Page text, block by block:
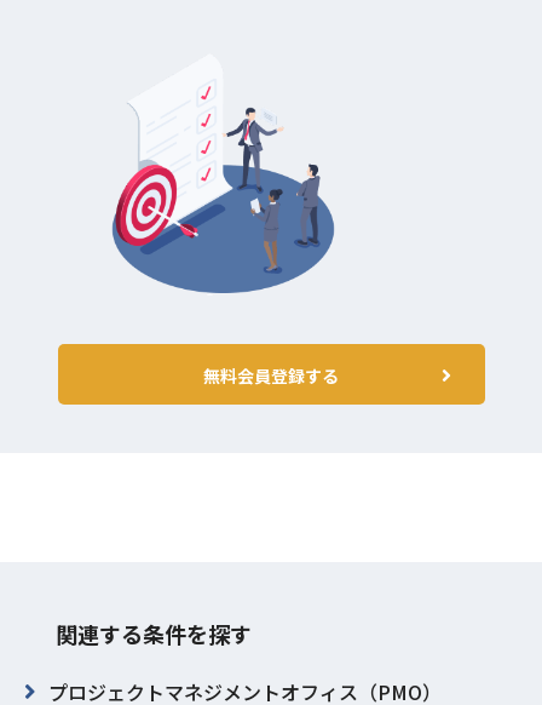
無料会員登録する
関連する条件を探す
プロジェクトマネジメントオフィス（PMO）